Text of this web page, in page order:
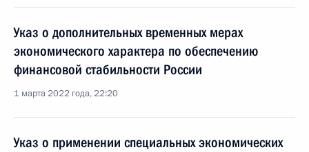
Указ о дополнительных временных мерах
экономического характера по обеспечению
финансовой стабильности России
1 марта 2022 года, 22:20
Указ о применении специальных экономических